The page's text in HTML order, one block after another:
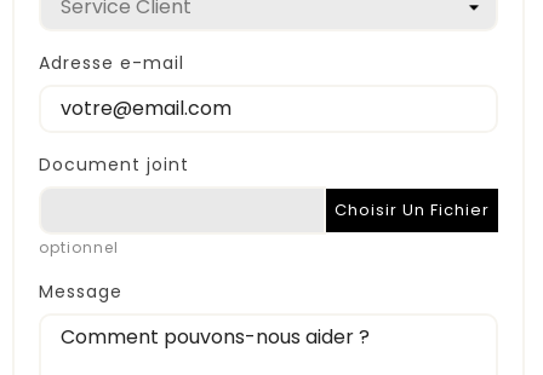
Adresse e-mail
Document joint
Choisir Un Fichier
optionnel
Message